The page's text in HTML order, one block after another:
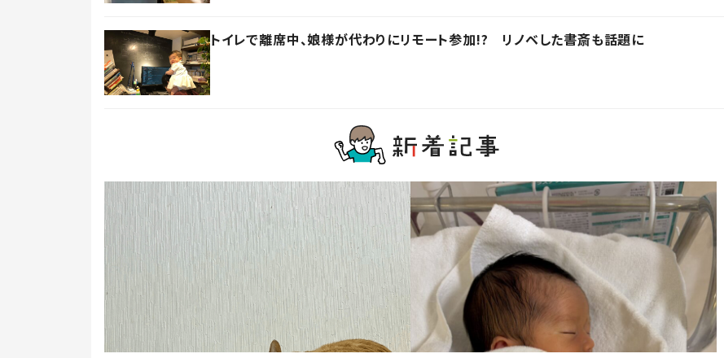
トイレで離席中、娘様が代わりにリモート参加!? リノベした書斎も話題に